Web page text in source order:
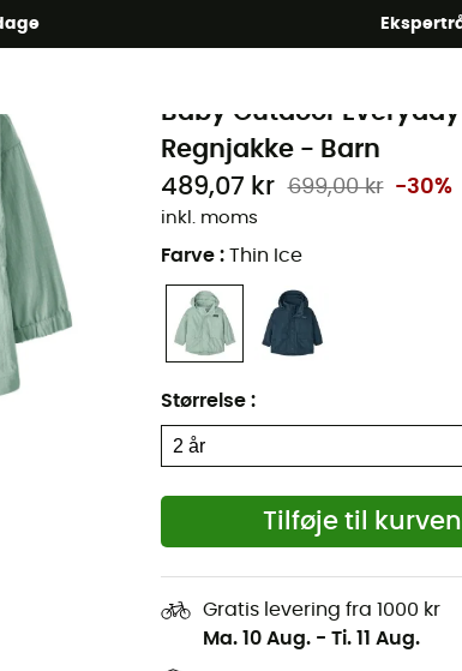
Jakker
Baby Outdoor
Regnjakke - Barn
489,07 kr 699,00 kr -30%
inkl. moms
Farve : Thin Ice
Størrelse :
Tilføje til kurven
Gratis levering fra 1000 kr
Ma. 10 Aug. - Ti. 11 Aug.